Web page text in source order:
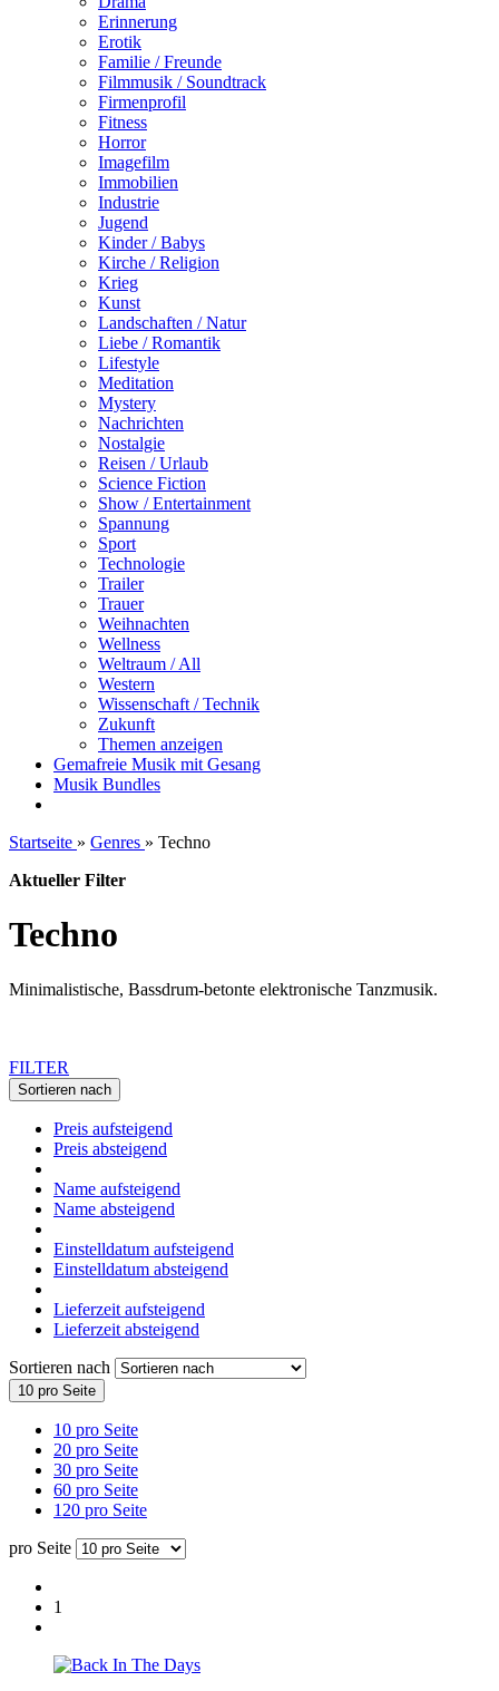
Erinnerung
Erotik
Familie / Freunde
Filmmusik / Soundtrack
Firmenprofil
Fitness
Horror
Imagefilm
Immobilien
Industrie
Jugend
Kinder / Babys
Kirche / Religion
Krieg
Kunst
Landschaften / Natur
Liebe / Romantik
Lifestyle
Meditation
Mystery
Nachrichten
Nostalgie
Reisen / Urlaub
Science Fiction
Show / Entertainment
Spannung
Sport
Technologie
Trailer
Trauer
Weihnachten
Wellness
Weltraum / All
Western
Wissenschaft / Technik
Zukunft
Themen anzeigen
Gemafreie Musik mit Gesang
Musik Bundles
Startseite » Genres » Techno
Aktueller Filter
Techno
Minimalistische, Bassdrum-betonte elektronische Tanzmusik.
FILTER
Sortieren nach
Preis aufsteigend
Preis absteigend
Name aufsteigend
Name absteigend
Einstelldatum aufsteigend
Einstelldatum absteigend
Lieferzeit aufsteigend
Lieferzeit absteigend
Sortieren nach
10 pro Seite
10 pro Seite
20 pro Seite
30 pro Seite
60 pro Seite
120 pro Seite
pro Seite
1